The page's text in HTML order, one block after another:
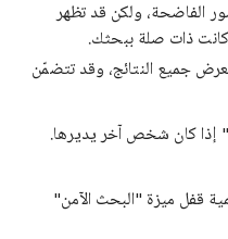
الفاضحة، ولكن قد تظهر
ذات صلة ببحثك.
جميع النتائج، وقد تتضمّن
إذا كان شخص آخر يديرها.
قفل ميزة "البحث الآمن"